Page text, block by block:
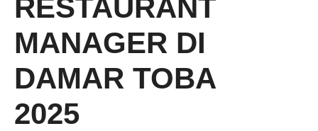
RESTAURANT
MANAGER DI
DAMAR TOBA
2025